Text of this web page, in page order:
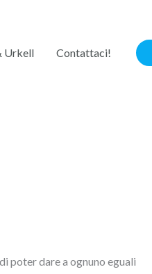
Urkell Contattaci!
poter dare a ognuno eguali